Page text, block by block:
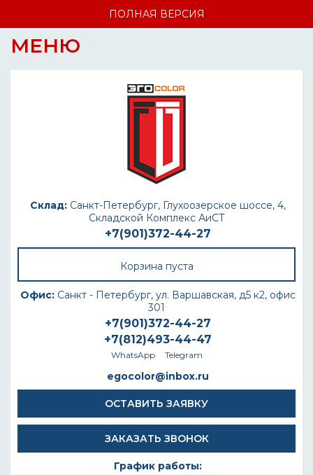
ПОЛНАЯ ВЕРСИЯ
МЕНЮ
Склад: Санкт-Петербург, Глухоозерское шоссе, 4,
Складской Комплекс АиСТ
+7(901)372-44-27
Корзина пуста
Офис: Санкт - Петербург, ул. Варшавская, д5 к2, офис
301
+7(901)372-44-27
+7(812)493-44-47
WhatsApp Telegram
egocolor@inbox.ru
ОСТАВИТЬ ЗАЯВКУ
ЗАКАЗАТЬ ЗВОНОК
График работы: